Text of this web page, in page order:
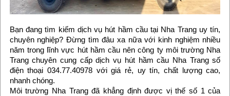
Bạn đang tìm kiếm dịch vụ hút hầm cầu tại Nha Trang uy tín,
chuyên nghiệp? Đừng tìm đâu xa nữa với kinh nghiệm nhiều
năm trong lĩnh vực hút hầm cầu nên công ty môi trường Nha
Trang chuyên cung cấp dịch vụ hút hầm cầu Nha Trang số
điện thoại 034.77.40978 với giá rẻ, uy tín, chất lượng cao,
nhanh chóng.
Môi trường Nha Trang đã khẳng định được vị thế số 1 của